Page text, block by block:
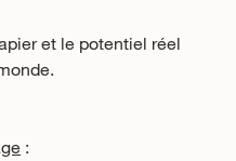
et le potentiel réel
: